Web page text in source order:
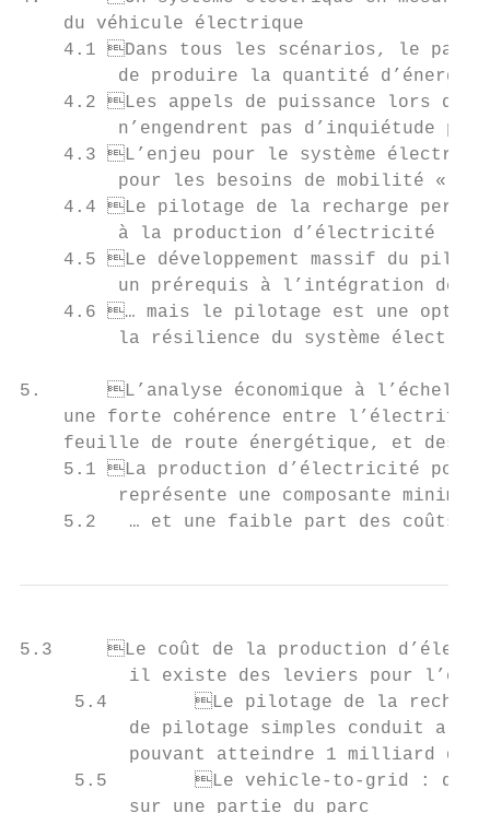
du véhicule électrique
    4.1	Dans tous les scénarios, le parc de production français sera largement capable
de produire la quantité
    4.2	Les appels de puissance lors des périodes de forts déplacements
n’engendrent pas d’inquiétude
    4.3	L’enjeu pour le système électrique porte essentiellement sur la recharge
pour les besoins de mobilité «
    4.4	Le pilotage de la recharge permet d’adapter la consommation
à la production d’électricité
    4.5	Le développement massif du pilotage de la recharge ne constitue pas
un prérequis à l’intégration de
    4.6	… mais le pilotage est une option sans regret pour accroître
la résilience du système
5.	L’analyse économique à l’échelle du système électrique :
une forte cohérence entre
feuille de route énergétique, et des
    5.1	La production d’électricité pour la recharge des véhicules électriques
représente une composante minime
5.2   … et une faible part des coûts
5.3	Le coût de la production d’électricité est variable selon les scénarios :
il existe des leviers pour
     5.4	Le pilotage de la recharge : le déploiement généralisé de dispositifs
de pilotage simples conduit a
pouvant atteindre 1 milliard
     5.5	Le vehicle-to-grid : des gains supplémentaires, pour un déploiement
sur une partie du parc